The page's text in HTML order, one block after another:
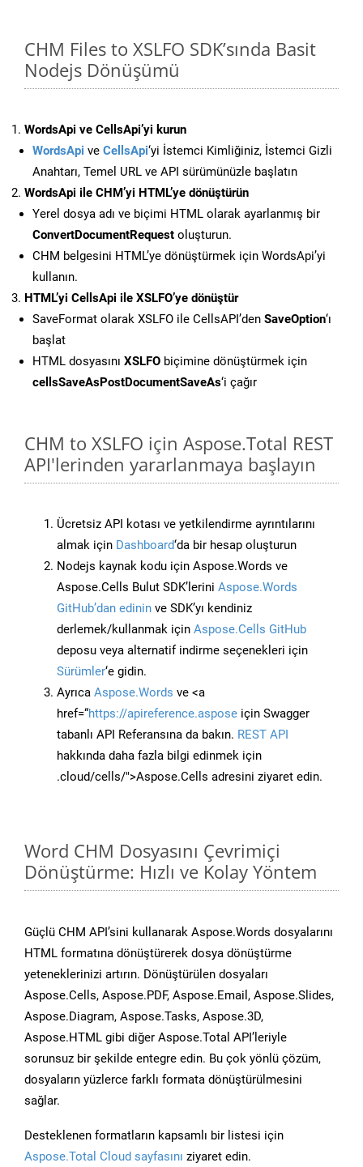
CHM Files to XSLFO SDK’sında Basit
Nodejs Dönüşümü
WordsApi ve CellsApi’yi kurun
WordsApi ve CellsApi‘yi İstemci Kimliğiniz, İstemci Gizli
Anahtarı, Temel URL ve API sürümünüzle başlatın
WordsApi ile CHM’yi HTML’ye dönüştürün
Yerel dosya adı ve biçimi HTML olarak ayarlanmış bir
ConvertDocumentRequest oluşturun.
CHM belgesini HTML’ye dönüştürmek için WordsApi’yi
kullanın.
HTML’yi CellsApi ile XSLFO’ye dönüştür
SaveFormat olarak XSLFO ile CellsAPI’den SaveOption‘ı
başlat
HTML dosyasını XSLFO biçimine dönüştürmek için
cellsSaveAsPostDocumentSaveAs‘i çağır
CHM to XSLFO için Aspose.Total REST
API'lerinden yararlanmaya başlayın
Ücretsiz API kotası ve yetkilendirme ayrıntılarını
almak için Dashboard‘da bir hesap oluşturun
Nodejs kaynak kodu için Aspose.Words ve
Aspose.Cells Bulut SDK’lerini Aspose.Words
GitHub’dan edinin ve SDK’yı kendiniz
derlemek/kullanmak için Aspose.Cells GitHub
deposu veya alternatif indirme seçenekleri için
Sürümler‘e gidin.
Ayrıca Aspose.Words ve <a
href=“https://apireference.aspose için Swagger
tabanlı API Referansına da bakın. REST API
hakkında daha fazla bilgi edinmek için
.cloud/cells/">Aspose.Cells adresini ziyaret edin.
Word CHM Dosyasını Çevrimiçi
Dönüştürme: Hızlı ve Kolay Yöntem
Güçlü CHM API’sini kullanarak Aspose.Words dosyalarını
HTML formatına dönüştürerek dosya dönüştürme
yeteneklerinizi artırın. Dönüştürülen dosyaları
Aspose.Cells, Aspose.PDF, Aspose.Email, Aspose.Slides,
Aspose.Diagram, Aspose.Tasks, Aspose.3D,
Aspose.HTML gibi diğer Aspose.Total API’leriyle
sorunsuz bir şekilde entegre edin. Bu çok yönlü çözüm,
dosyaların yüzlerce farklı formata dönüştürülmesini
sağlar.
Desteklenen formatların kapsamlı bir listesi için
Aspose.Total Cloud sayfasını ziyaret edin.